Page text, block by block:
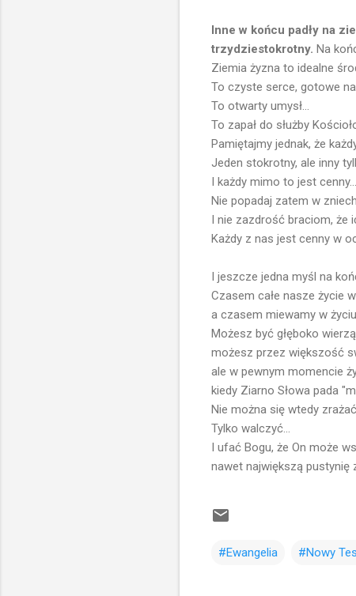
Inne w końcu padły na
trzydziestokrotny. Na
Ziemia żyzna to idealne
To czyste serce, gotowe na
To otwarty umysł...
To zapał do służby
Pamiętajmy jednak, że
Jeden stokrotny, ale inny
I każdy mimo to jest cenny...
Nie popadaj zatem w
I nie zazdrość braciom, że
Każdy z nas jest cenny w
I jeszcze jedna myśl na
Czasem całe nasze życie
a czasem miewamy w
Możesz być głęboko
możesz przez większość
ale w pewnym momencie
kiedy Ziarno Słowa pada
Nie można się wtedy zrażać...
Tylko walczyć...
I ufać Bogu, że On może
nawet największą pustynię
#Ewangelia #Nowy